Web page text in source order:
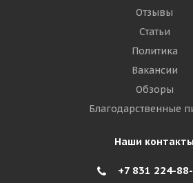
Отзывы
Статьи
Политика
Вакансии
Обзоры
Благодарственные
Наши контакты
+7 831 224-